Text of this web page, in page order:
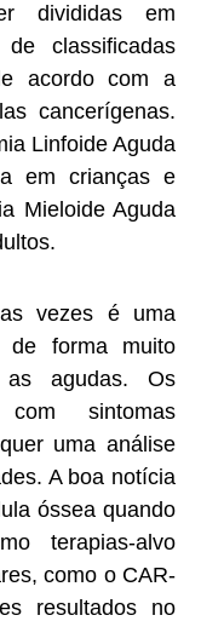
divididas em
classificadas
acordo com a
cancerígenas.
Linfoide Aguda
em crianças e
Mieloide Aguda
vezes é uma
de forma muito
as agudas. Os
sintomas
uma análise
A boa notícia
óssea quando
terapias-alvo
como o CAR-
resultados no